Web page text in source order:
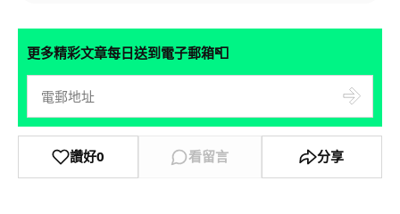
更多精彩文章每日送到電子郵箱📮
讚好0 看留言 分享